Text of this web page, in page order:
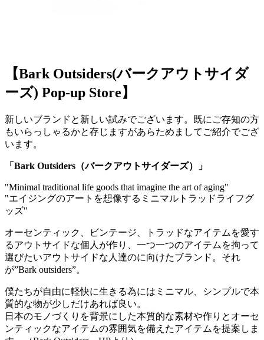
【Bark Outsiders(バークアウトサイダ
ーズ) Pop-up Store】
新しいブランドと新しい試みでございます。既にご存知の方
もいらっしゃるかと存じますがあらためましてご紹介でござ
います。
「Bark Outsiders（バークアウトサイダーズ）」
"Minimal traditional life goods that imagine the art of aging"
"エイジングのアートを想像するミニマルトラッドライフグ
ッズ"
オーセンティック、ビンテージ、トラッドなアイテムを愛す
るアウトサイドな個人が作り、一つ一つのアイテムを拘って
選びたいアウトサイドな人達のに向けたブランド。それ
が”Bark outsiders”。
僕たちが自由に軽快に生きる為にはミニマル、シンプルで本
質的な物が少しだけあれば良い。
日本のモノづくりを背景にした本質的な素材や作りとオーセ
ンティックなアイテムの雰囲気を備えたアイテムを提案しま